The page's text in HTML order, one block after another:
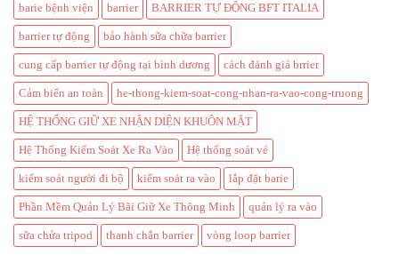
barie bệnh viện barrier BARRIER TỰ ĐỘNG BFT ITALIA
barrier tự động bảo hành sữa chữa barrier
cung cấp barrier tự động tại bình dương cách đánh giá brrier
Cảm biến an toàn he-thong-kiem-soat-cong-nhan-ra-vao-cong-truong
HỆ THỐNG GIỮ XE NHẬN DIỆN KHUÔN MẶT
Hệ Thống Kiểm Soát Xe Ra Vào Hệ thống soát vé
kiểm soát người đi bộ kiểm soát ra vào lắp đặt barie
Phần Mềm Quản Lý Bãi Giữ Xe Thông Minh quản lý ra vào
sữa chửa tripod thanh chắn barrier vòng loop barrier